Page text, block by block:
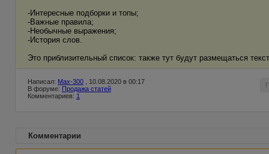
-Интересные подборки и топы;
-Важные правила;
-Необычные выражения;
-История слов.
Это приблизительный список: также тут будут размещаться
Написал: Max-300 , 10.08.2020 в 00:17
В форуме: Продажа статей
Комментариев: 1
Комментарии